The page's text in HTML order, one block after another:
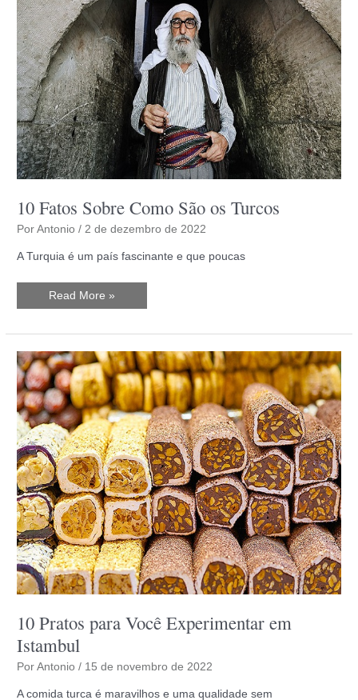
10 Fatos Sobre Como São os Turcos
PorAntonio/2 de dezembro de 2022
A Turquia é um país fascinante e que poucas
10
São
Turcos
Read More »
10 Pratos para Você Experimentar em
Istambul
PorAntonio/ 15 de novembro de 2022
A comida turca é maravilhos e uma qualidade sem